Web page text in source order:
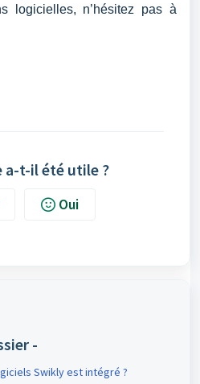
logicielles, n’hésitez pas à
a-t-il été utile ?
Oui
-
Swikly est intégré ?